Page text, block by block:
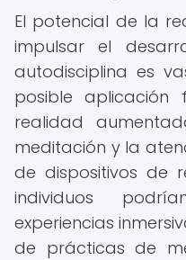
El potencial de la
impulsar el
autodisciplina es
posible
realidad
meditación y la
de dispositivos de
individuos
experiencias
de prácticas de